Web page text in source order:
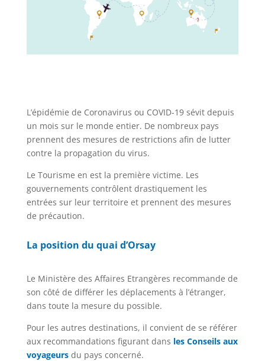
L’épidémie de Coronavirus ou COVID-19 sévit depuis
un mois sur le monde entier. De nombreux pays
prennent des mesures de restrictions afin de lutter
contre la propagation du virus.
Le Tourisme en est la première victime. Les
gouvernements contrôlent drastiquement les
entrées sur leur territoire et prennent des mesures
de précaution.
La position du quai d’Orsay
Le Ministère des Affaires Etrangères recommande de
son côté de différer les déplacements à l’étranger,
dans toute la mesure du possible.
Pour les autres destinations, il convient de se référer
aux recommandations figurant dans les Conseils aux
voyageursdu pays concerné.